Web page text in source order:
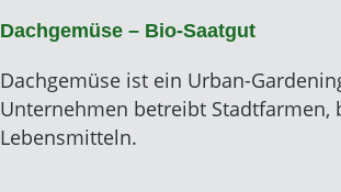
Dachgemüse – Bio-Saatgut
Dachgemüse ist ein Urban-
Unternehmen betreibt
Lebensmitteln.